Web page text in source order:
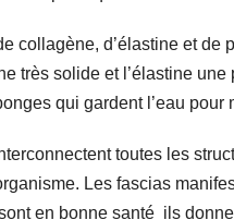
collagène, d’élastine et de
très solide et l’élastine une
toutes les
Les fascias